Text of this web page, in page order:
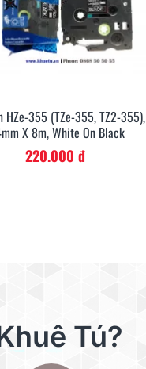
Xem Nhanh
HZe-355 (TZe-355, TZ2-355),
X 8m, White On Black
220.000 đ
Tú?